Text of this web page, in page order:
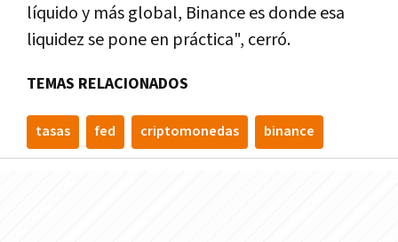
líquido y más global, Binance es donde esa
liquidez se pone en práctica", cerró.
TEMAS RELACIONADOS
tasas fed criptomonedas binance